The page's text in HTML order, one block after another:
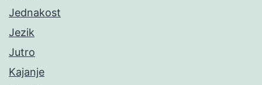
Jednakost
Jezik
Jutro
Kajanje